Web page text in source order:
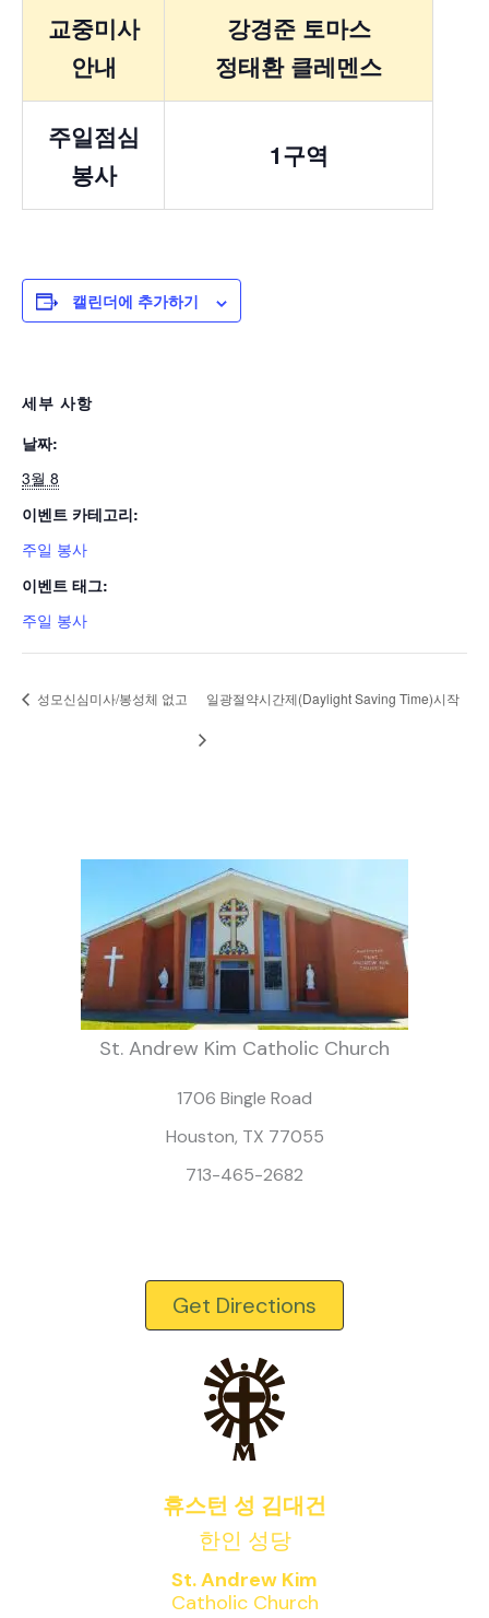
교중미사
안내
강경준 토마스
정태환 클레멘스
주일점심
봉사
1구역
캘린더에 추가하기
세부 사항
날짜:
3월 8
이벤트 카테고리:
주일 봉사
이벤트 태그:
주일 봉사
성모신심미사/봉성체 없고 일광절약시간제(Daylight Saving Time)시작
St. Andrew Kim Catholic Church
1706 Bingle Road
Houston, TX 77055
713-465-2682
Get Directions
휴스턴 성 김대건
한인 성당
St. Andrew Kim
Catholic Church